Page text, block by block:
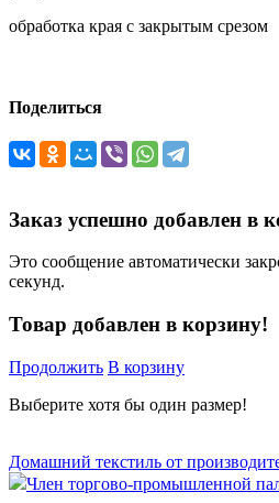
обработка края с закрытым срезом
Поделиться
Заказ успешно добавлен в
Это сообщение автоматически
секунд.
Товар добавлен в корзину!
Продолжить В корзину
Выберите хотя бы один размер!
Домашний текстиль от
Член торгово-промышленной